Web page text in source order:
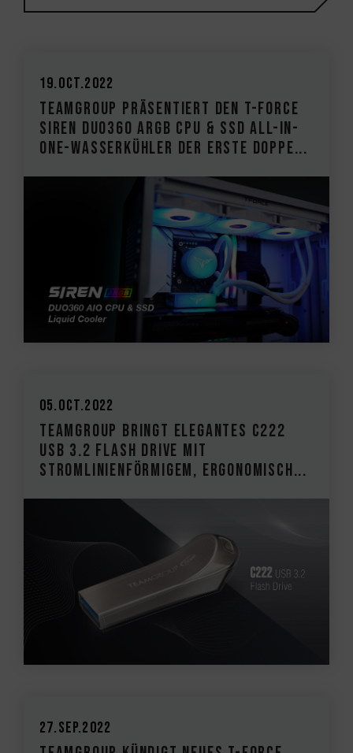
19.Oct.2022
TEAMGROUP präsentiert den T-FORCE
SIREN DUO360 ARGB CPU & SSD All-in-
One-Wasserkühler Der erste Doppe...
05.Oct.2022
TEAMGROUP bringt elegantes C222
USB 3.2 Flash Drive mit
stromlinienförmigem, ergonomisch...
27.Sep.2022